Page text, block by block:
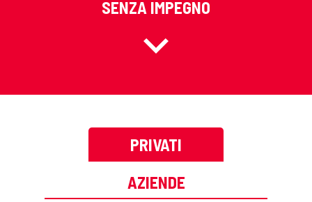
SENZA IMPEGNO
PRIVATI
AZIENDE